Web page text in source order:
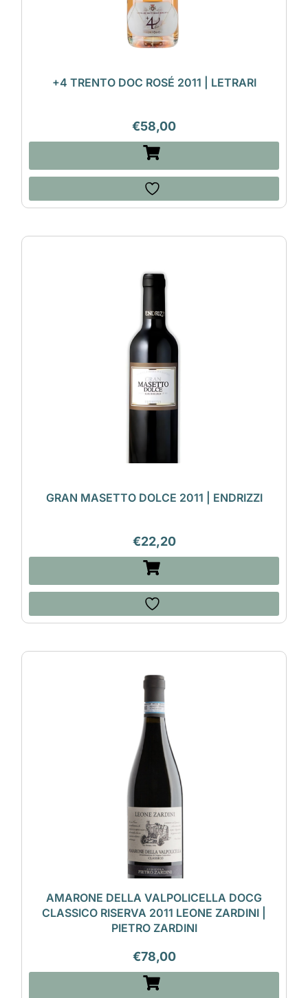
+4 TRENTO DOC ROSÉ 2011 | LETRARI
€58,00
GRAN MASETTO DOLCE 2011 | ENDRIZZI
€22,20
AMARONE DELLA VALPOLICELLA DOCG
CLASSICO RISERVA 2011 LEONE ZARDINI |
PIETRO ZARDINI
€78,00